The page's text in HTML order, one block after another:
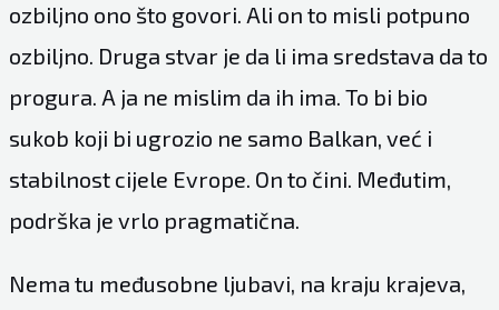
ozbiljno ono što govori. Ali on to misli potpuno
ozbiljno. Druga stvar je da li ima sredstava da to
progura. A ja ne mislim da ih ima. To bi bio
sukob koji bi ugrozio ne samo Balkan, već i
stabilnost cijele Evrope. On to čini. Međutim,
podrška je vrlo pragmatična.
Nema tu međusobne ljubavi, na kraju krajeva,